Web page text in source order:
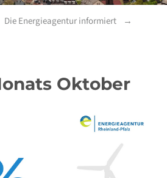
Die Energieagentur informiert
Oktober